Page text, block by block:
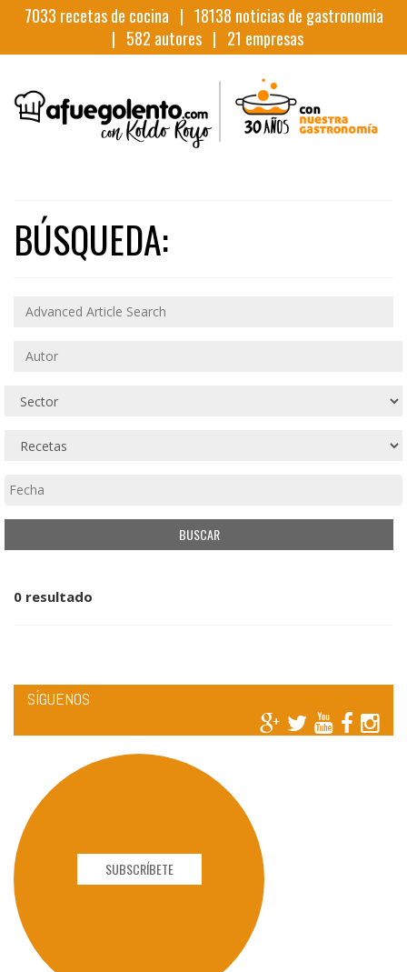
7033 recetas de cocina | 18138 noticias de gastronomia
| 582 autores | 21 empresas
BÚSQUEDA:
0 resultado
SÍGUENOS
SUBSCRÍBETE